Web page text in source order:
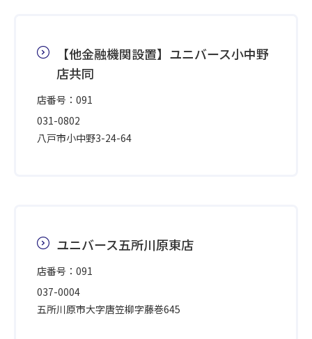
【他金融機関設置】ユニバース小中野
店共同
店番号：091
031-0802
八戸市小中野3-24-64
ユニバース五所川原東店
店番号：091
037-0004
五所川原市大字唐笠柳字藤巻645